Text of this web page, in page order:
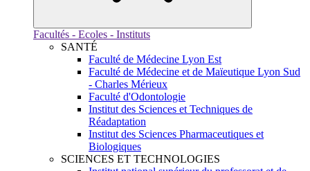
Facultés - Ecoles - Instituts
SANTÉ
Faculté de Médecine Lyon Est
Faculté de Médecine et de Maïeutique Lyon Sud
- Charles Mérieux
Faculté d'Odontologie
Institut des Sciences et Techniques de
Réadaptation
Institut des Sciences Pharmaceutiques et
Biologiques
SCIENCES ET TECHNOLOGIES